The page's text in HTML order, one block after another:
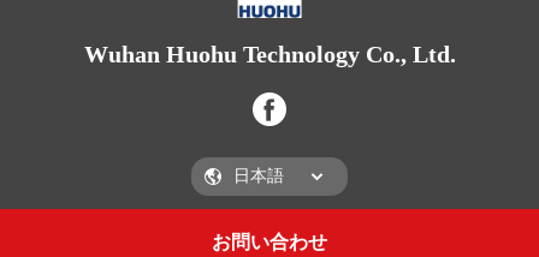
お問い合わせ
Wuhan Huohu Technology Co., Ltd.
Wuhan Huohu Technology Co., Ltd.